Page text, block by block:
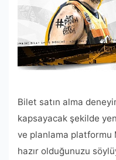
Bilet satın alma
kapsayacak şekilde
ve planlama platformu
hazır olduğunuzu